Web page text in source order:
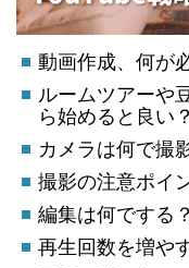
動画作成、何が
ルームツアーや
ら始めると良い？
カメラは何で撮
撮影の注意ポイ
編集は何でする
再生回数を増や